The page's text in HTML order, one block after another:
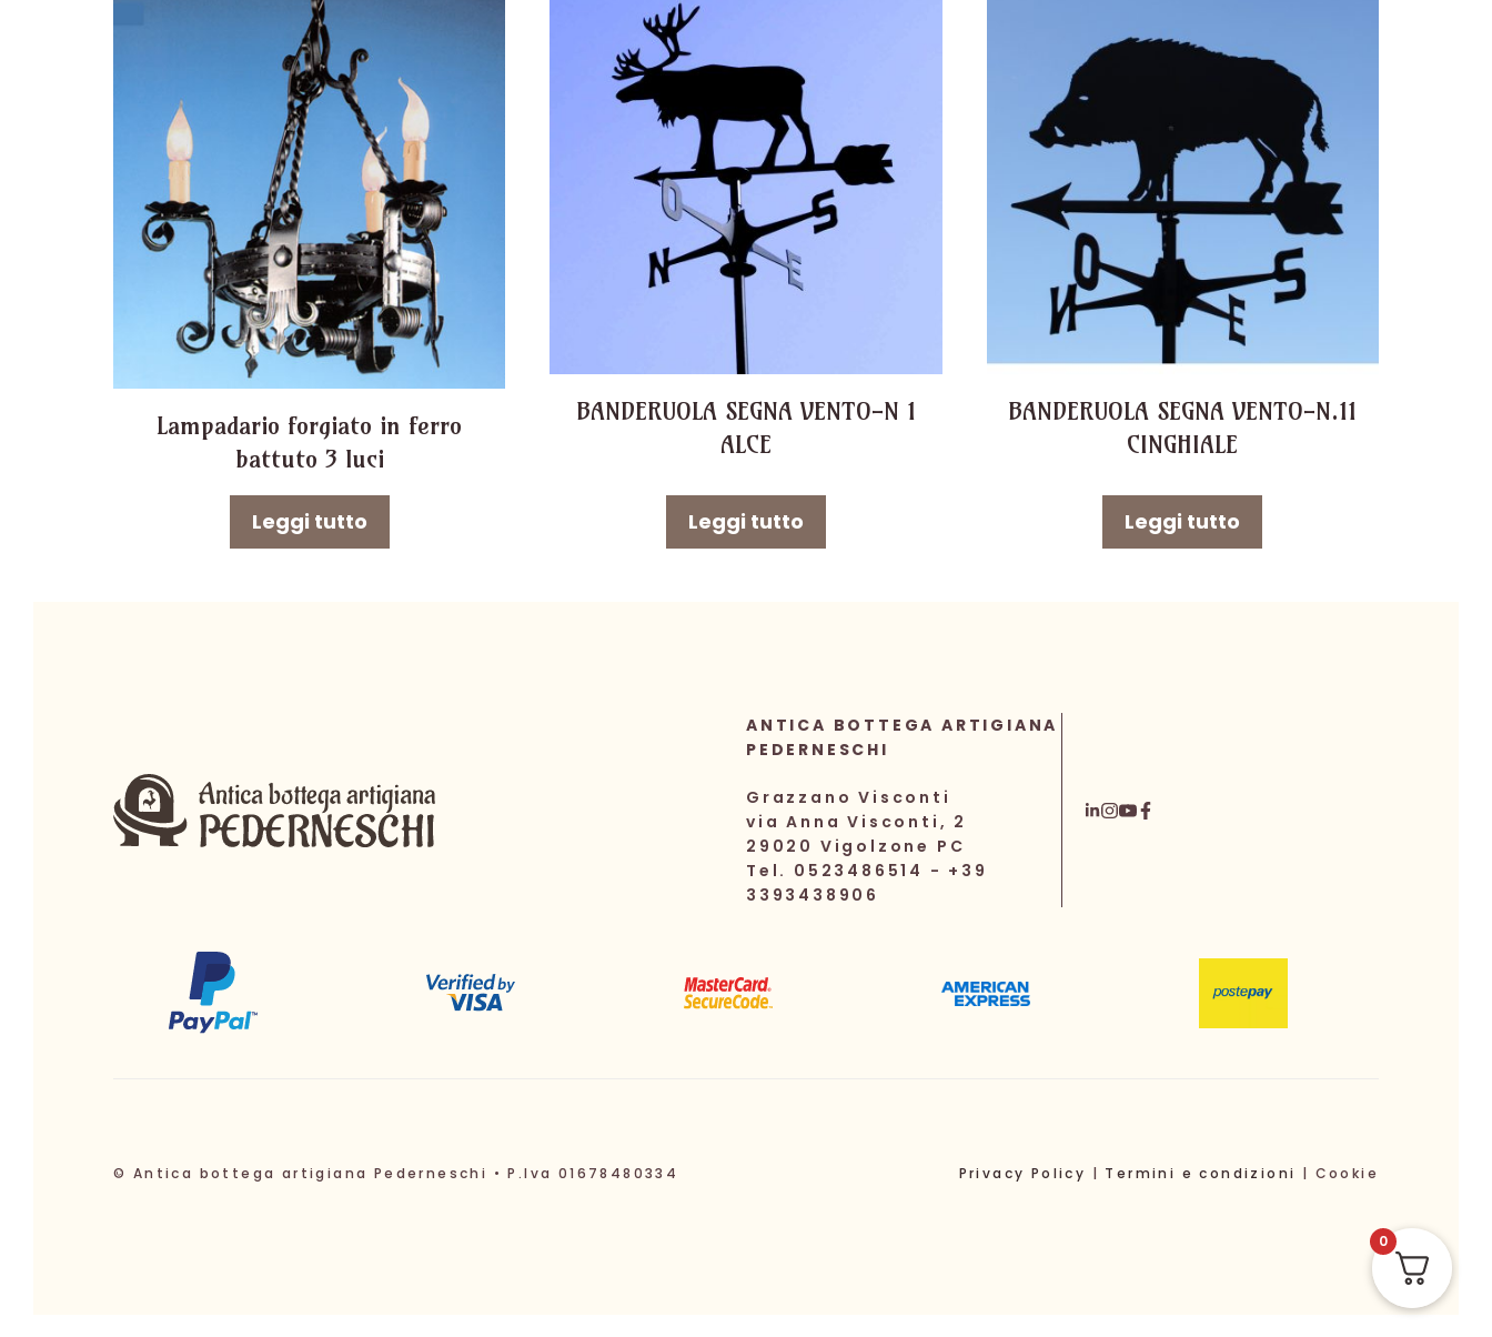
Lampadario forgiato in ferro
battuto 3 luci
Leggi tutto
BANDERUOLA SEGNA VENTO-N 1
ALCE
Leggi tutto
BANDERUOLA SEGNA VENTO-N.11
CINGHIALE
Leggi tutto
ANTICA BOTTEGA ARTIGIANA
PEDERNESCHI
Grazzano Visconti
via Anna Visconti, 2
29020 Vigolzone PC
Tel. 0523486514 - +39
3393438906
© Antica bottega artigiana Pederneschi • P.Iva 01678480334 Privacy Policy | Termini e condizioni | Cookie
0